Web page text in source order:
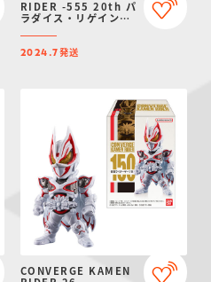
RIDER -555 20th パ
ラダイス・リゲインド-
限定】
2024.7発送
CONVERGE KAMEN